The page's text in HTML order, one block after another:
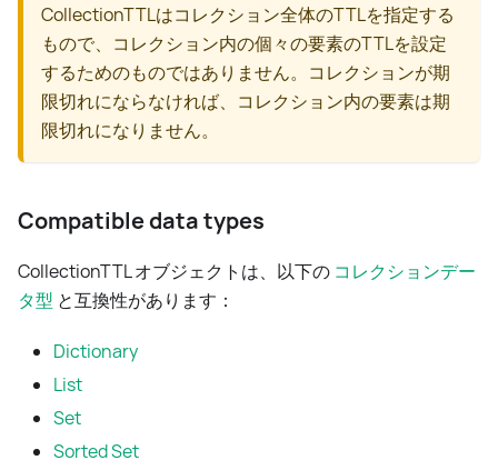
CollectionTTLはコレクション全体のTTLを指定する
もので、コレクション内の個々の要素のTTLを設定
するためのものではありません。コレクションが期
限切れにならなければ、コレクション内の要素は期
限切れになりません。
Compatible data types
CollectionTTL オブジェクトは、以下の コレクションデー
タ型 と互換性があります：
Dictionary
List
Set
Sorted Set